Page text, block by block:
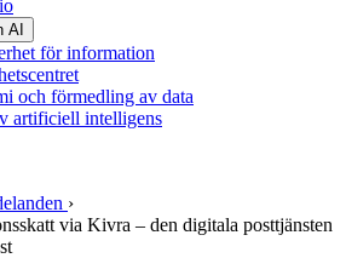
AI
för information
och förmedling av data
artificiell intelligens
›
via Kivra – den digitala posttjänsten